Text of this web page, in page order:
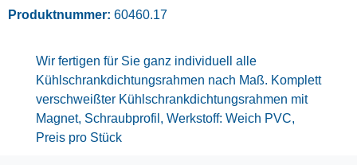
Produktnummer: 60460.17
Wir fertigen für Sie ganz individuell alle
Kühlschrankdichtungsrahmen nach Maß. Komplett
verschweißter Kühlschrankdichtungsrahmen mit
Magnet, Schraubprofil, Werkstoff: Weich PVC,
Preis pro Stück